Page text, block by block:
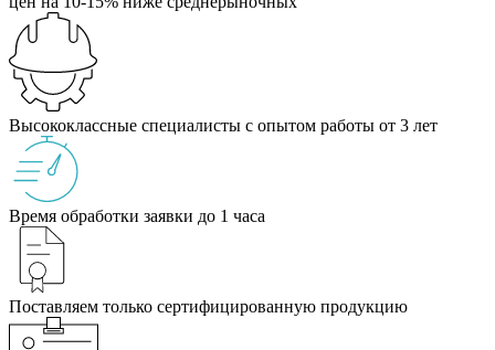
Высококлассные специалисты с опытом работы от 3 лет
Время обработки заявки до 1 часа
Поставляем только сертифицированную продукцию